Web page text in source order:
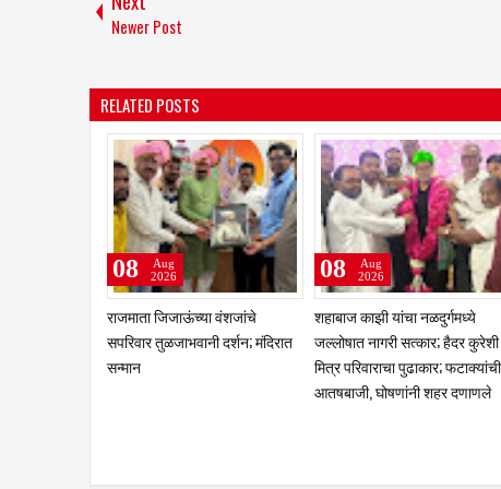
Newer Post
RELATED POSTS
तीन लांडग्यांचा कळप शेळ्यांवर तुटून
पडला; सहा शेळ्या ठार, दोन गंभीर
जखमीशहापूर शिवारातील घटना;
06
Aug
2026
कर थकबाकीदारांना पालिकेचा अंतिम
इशारा; थकित कर न भरल्यास मालमत्ता
जप्तीची कारवाई ; शासकीय
कार्यालयांसह संस्थांकडे तब्बल ३२
05
Aug
2026